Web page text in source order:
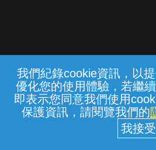
我們紀錄cookie資訊，以
優化您的使用體驗，若繼
即表示您同意我們使用
保護資訊，請閱覽我們的
常見問題 線上客服 服
中華電信股份有限公司
(統一編號：